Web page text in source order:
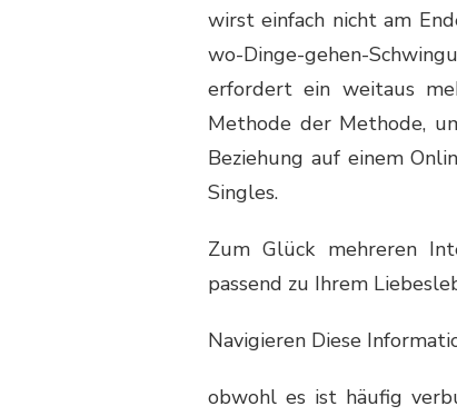
wirst einfach nicht am
wo-Dinge-gehen-
erfordert ein weitaus
Methode der Methode,
Beziehung auf einem
Singles.
Zum Glück mehreren
passend zu Ihrem
Navigieren Diese
obwohl es ist häufig